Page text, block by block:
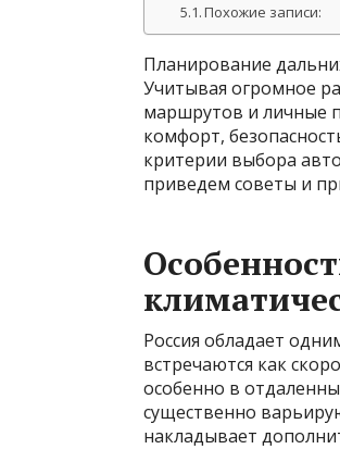
Похожие записи:
Планирование
Учитывая огромное
маршрутов и личные
комфорт,
критерии выбора
приведем советы и
Россия обладает
встречаются как
особенно в
существенно
накладывает